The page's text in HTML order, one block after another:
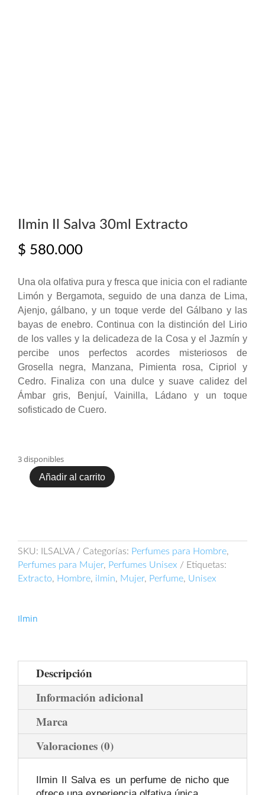
Ilmin Il Salva 30ml Extracto
$ 580.000
Una ola olfativa pura y fresca que inicia con el radiante
Limón y Bergamota, seguido de una danza de Lima,
Ajenjo, gálbano, y un toque verde del Gálbano y las
bayas de enebro. Continua con la distinción del Lirio
de los valles y la delicadeza de la Cosa y el Jazmín y
percibe unos perfectos acordes misteriosos de
Grosella negra, Manzana, Pimienta rosa, Cipriol y
Cedro. Finaliza con una dulce y suave calidez del
Ámbar gris, Benjuí, Vainilla, Ládano y un toque
sofisticado de Cuero.
3 disponibles
Ilmin
cantidad
Añadir al carrito
SKU: ILSALVA Categorías: Perfumes para Hombre,
Perfumes para Mujer, Perfumes Unisex
Etiquetas:
Extracto, Hombre, ilmin, Mujer, Perfume, Unisex
Ilmin
Descripción
Información adicional
Marca
Valoraciones (0)
Ilmin Il Salva es un perfume de nicho que